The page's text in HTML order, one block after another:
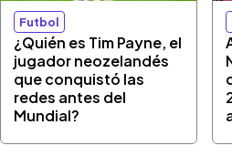
Futbol
¿Quién es Tim Payne, el
jugador neozelandés
que conquistó las
redes antes del
Mundial?